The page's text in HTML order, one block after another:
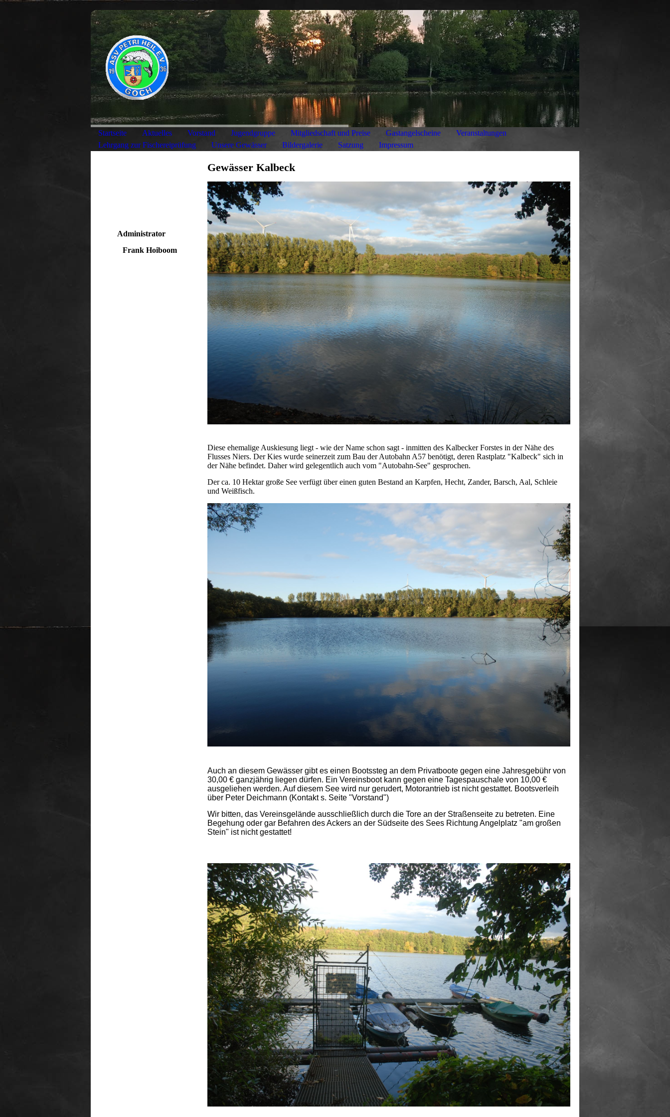
Startseite Aktuelles Vorstand Jugendgruppe Mitgliedschaft und Preise Gastangelscheine
Veranstaltungen
Lehrgang zur Fischereiprüfung
Unsere Gewässer Bildergalerie Satzung Impressum
Administrator
Frank Hoiboom
Gewässer Kalbeck
Diese ehemalige Auskiesung liegt - wie der Name schon sagt - inmitten des Kalbecker Forstes in der Nähe des
Flusses Niers. Der Kies wurde seinerzeit zum Bau der Autobahn A57 benötigt, deren Rastplatz "Kalbeck" sich in
der Nähe befindet. Daher wird gelegentlich auch vom "Autobahn-See" gesprochen.
Der ca. 10 Hektar große See verfügt über einen guten Bestand an Karpfen, Hecht, Zander, Barsch, Aal, Schleie
und Weißfisch.
Auch an diesem Gewässer gibt es einen Bootssteg an dem Privatboote gegen eine Jahresgebühr von
30,00 € ganzjährig liegen dürfen. Ein Vereinsboot kann gegen eine Tagespauschale von 10,00 €
ausgeliehen werden. Auf diesem See wird nur gerudert, Motorantrieb ist nicht gestattet. Bootsverleih
über Peter Deichmann (Kontakt s. Seite "Vorstand")
Wir bitten, das Vereinsgelände ausschließlich durch die Tore an der Straßenseite zu betreten. Eine
Begehung oder gar Befahren des Ackers an der Südseite des Sees Richtung Angelplatz "am großen
Stein" ist nicht gestattet!